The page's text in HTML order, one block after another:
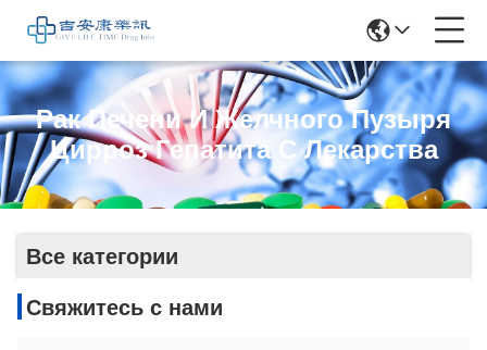
Рак Печени И Желчного Пузыря
Цирроз Гепатита С Лекарства
Все категории
Свяжитесь с нами